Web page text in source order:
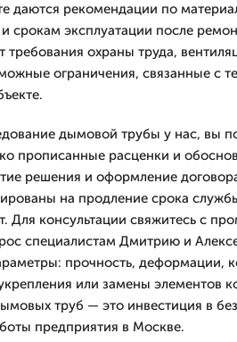
даются рекомендации по
и срокам эксплуатации после
требования охраны труда,
ограничения, связанные с
дымовой трубы у нас, вы
прописанные расценки и
решения и оформление
на продление срока
Для консультации свяжитесь с
специалистам Дмитрию и
прочность, деформации,
или замены элементов
труб — это инвестиция в
предприятия в Москве.